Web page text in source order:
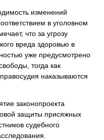
изменений
в уголовном
что за угрозу
вреда здоровью в
уже предусмотрено
тогда как
наказываются
законопроекта
защиты присяжных
судебного